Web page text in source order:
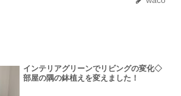
インテリアグリーンでリビングの変化◇
部屋の隅の鉢植えを変えました！